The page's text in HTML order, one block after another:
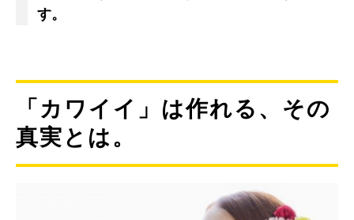
す。
「カワイイ」は作れる、その
真実とは。